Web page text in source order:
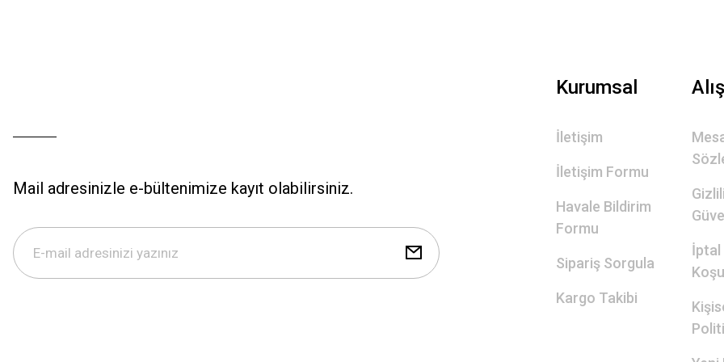
Mail adresinizle e-bültenimize kayıt olabilirsiniz.
Kurumsal
İletişim
İletişim Formu
Havale Bildirim
Formu
Sipariş Sorgula
Kargo Takibi
İptal